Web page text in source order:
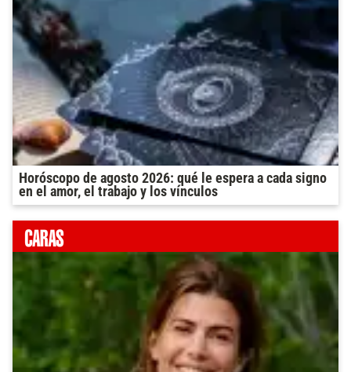
Horóscopo de agosto 2026: qué le espera a cada signo
en el amor, el trabajo y los vínculos